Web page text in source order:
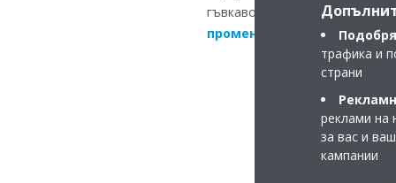
гъвкавост и стандартни
променлива температура
трафика и
страни
реклами на
за вас и
кампании